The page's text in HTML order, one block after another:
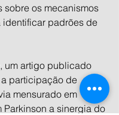
sobre os mecanismos
identificar padrões de
um artigo publicado
participação de
mensurado em
Parkinson a sinergia do